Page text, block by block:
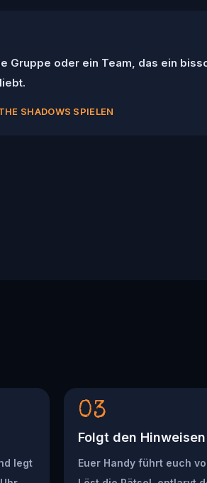
Gruppe oder ein Team, das ein
SHADOWS SPIELEN
legt
03
Folgt den Hinweisen
Euer Handy führt euch